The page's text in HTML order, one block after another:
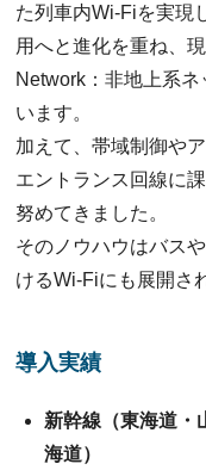
た列⾞内Wi-Fiを実現
用へと進化を重ね、
Network：⾮地上系
います。
加えて、帯域制御や
エントランス回線に
努めてきました。
そのノウハウはバス
けるWi-Fiにも展開さ
導入実績
新幹線（東海道・
海道）